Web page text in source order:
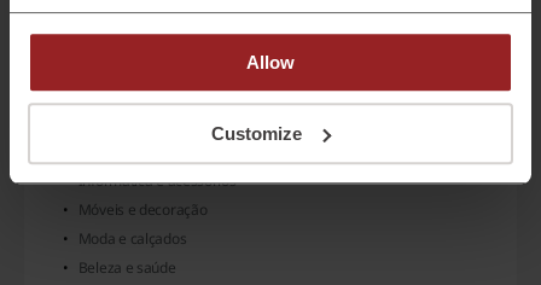
Allow
Customize
Cozinha e utensílios domésticos
TV e áudio
Informática e acessórios
Móveis e decoração
Moda e calçados
Beleza e saúde